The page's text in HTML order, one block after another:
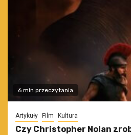
6 min przeczytania
Artykuły Film Kultura
Czy Christopher Nolan